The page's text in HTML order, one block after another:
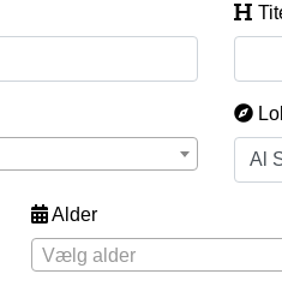
Alder
Vælg alder